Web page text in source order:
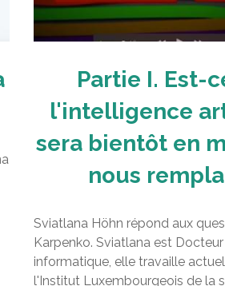
Partie I. Est-
l'intelligence
sera bientôt en
nous
Sviatlana Höhn répond aux
Karpenko. Sviatlana est
informatique, elle travaille
l'Institut Luxembourgeois de la